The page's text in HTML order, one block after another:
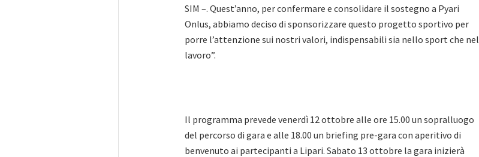
SIM –. Quest’anno, per confermare e consolidare il sostegno a Pyari
Onlus, abbiamo deciso di sponsorizzare questo progetto sportivo per
porre l’attenzione sui nostri valori, indispensabili sia nello sport che nel
lavoro”.
Il programma prevede venerdì 12 ottobre alle ore 15.00 un sopralluogo
del percorso di gara e alle 18.00 un briefing pre-gara con aperitivo di
benvenuto ai partecipanti a Lipari. Sabato 13 ottobre la gara inizierà